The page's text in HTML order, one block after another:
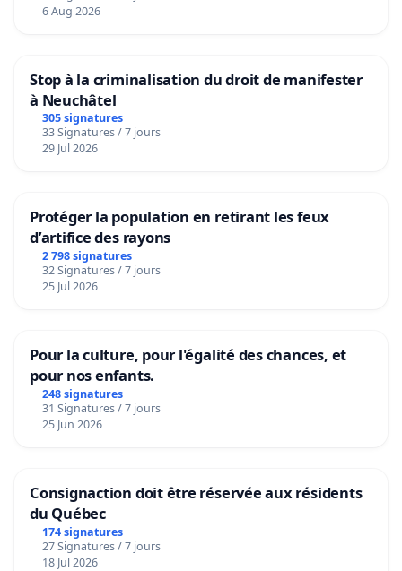
6 Aug 2026
Stop à la criminalisation du droit de manifester
à Neuchâtel
305 signatures
33 Signatures / 7 jours
29 Jul 2026
Protéger la population en retirant les feux
d’artifice des rayons
2 798 signatures
32 Signatures / 7 jours
25 Jul 2026
Pour la culture, pour l'égalité des chances, et
pour nos enfants.
248 signatures
31 Signatures / 7 jours
25 Jun 2026
Consignaction doit être réservée aux résidents
du Québec
174 signatures
27 Signatures / 7 jours
18 Jul 2026